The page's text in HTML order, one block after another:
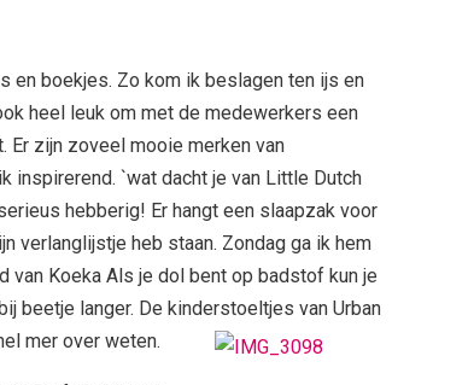
en boekjes. Zo kom ik beslagen ten ijs en
heel leuk om met de medewerkers een
Er zijn zoveel mooie merken van
inspirerend. `wat dacht je van Little Dutch
hebberig! Er hangt een slaapzak voor
verlanglijstje heb staan. Zondag ga ik hem
van Koeka Als je dol bent op badstof kun je
beetje langer. De kinderstoeltjes van Urban
mer over weten.